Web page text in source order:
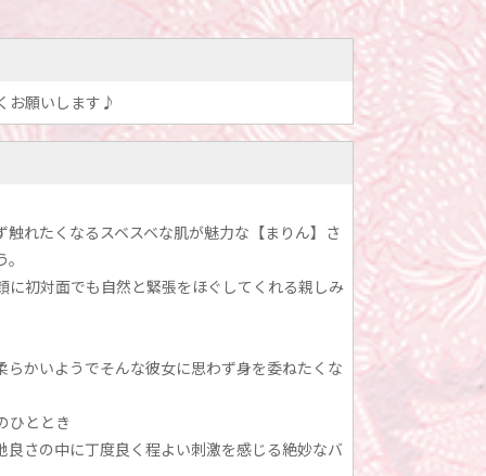
お願いします♪
れたくなるスベスベな肌が魅力な【まりん】さ
初対面でも自然と緊張をほぐしてくれる親しみ
かいようでそんな彼女に思わず身を委ねたくな
ひととき
さの中に丁度良く程よい刺激を感じる絶妙なバ